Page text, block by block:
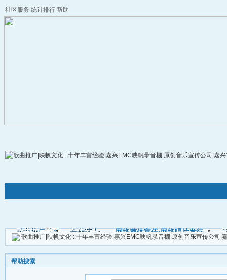
社区服务 统计排行 帮助
歌曲推广首页 合作艺人 网络整体宣传·网络唱片发行
歌曲推广|映帆文化 ::十年丰富经验|嘉兴EMC映帆录音棚|原创音乐宣传公司|
帮助搜索